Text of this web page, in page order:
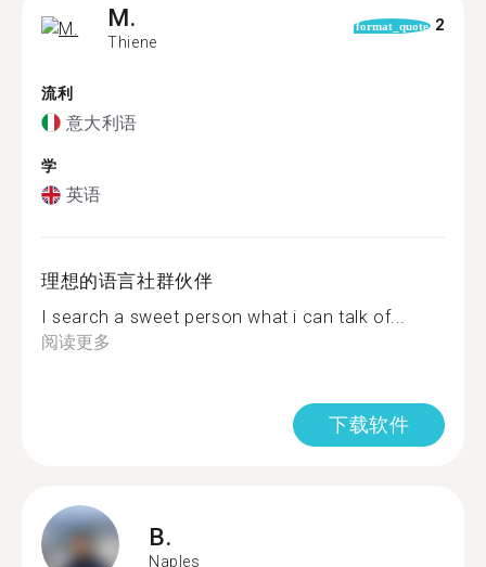
M.
Thiene
format_quote 2
流利
意大利语
学
英语
理想的语言社群伙伴
I search a sweet person what i can talk of...
阅读更多
下载软件
B.
Naples